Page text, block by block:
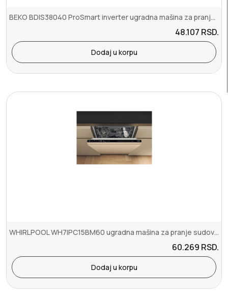
BEKO BDIS38040 ProSmart inverter ugradna mašina za pranje sudova
48.107 RSD.
Dodaj u korpu
WHIRLPOOL WH7IPC15BM60 ugradna mašina za pranje sudova – 60cm
60.269 RSD.
Dodaj u korpu